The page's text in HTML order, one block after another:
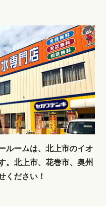
ルームは、北上市のイオ
。北上市、花巻市、奥州
ください！